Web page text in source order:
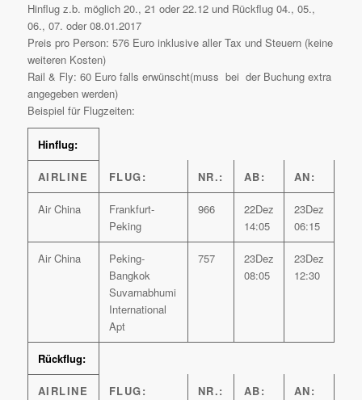
Hinflug z.b. möglich 20., 21 oder 22.12 und Rückflug 04., 05.,
06., 07. oder 08.01.2017
Preis pro Person: 576 Euro inklusive aller Tax und Steuern (keine
weiteren Kosten)
Rail & Fly: 60 Euro falls erwünscht(muss bei der Buchung extra
angegeben werden)
Beispiel für Flugzeiten:
Hinflug:
AIRLINE FLUG: NR.: AB: AN:
Air China
Frankfurt-
Peking
966
22Dez
14:05
23Dez
06:15
Air China
Peking-
Bangkok
Suvarnabhumi
International
Apt
757
23Dez
08:05
23Dez
12:30
Rückflug:
AIRLINE FLUG: NR.: AB: AN: